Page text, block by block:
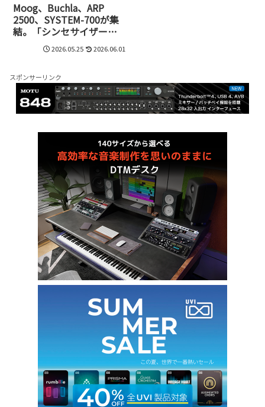
Moog、Buchla、ARP
2500、SYSTEM-700が集
結。「シンセサイザー創
世記」から見えたモジュ
ラー文化60年の系譜
2026.05.25 2026.06.01
スポンサーリンク